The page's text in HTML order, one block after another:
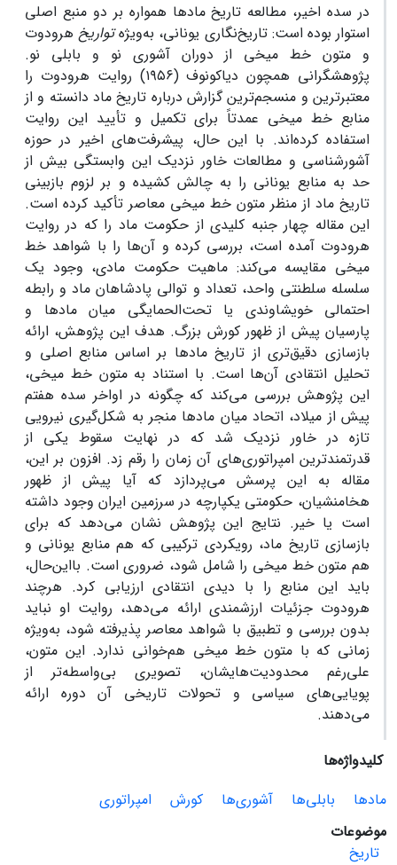
در سده اخیر، مطالعه تاریخ ماد‌ها همواره بر دو منبع اصلی
استوار بوده است: تاریخ‌نگاری یونانی، به‌ویژهتواریخهرودوت
و متون خط میخی از دوران آشوری نو و بابلی نو.
پژوهشگرانی همچون دیاکونوف (۱۹۵۶) روایت هرودوت را
معتبرترین و منسجم‌ترین گزارش درباره تاریخ ماد دانسته و از
منابع خط میخی عمدتاً برای تکمیل و تأیید این روایت
استفاده کرده‌اند. با این حال، پیشرفت‌های اخیر در حوزه
آشورشناسی و مطالعات خاور نزدیک این وابستگی بیش از
حد به منابع یونانی را به چالش کشیده و بر لزوم بازبینی
تاریخ ماد از منظر متون خط میخی معاصر تأکید کرده است.
این مقاله چهار جنبه کلیدی از حکومت ماد را که در روایت
هرودوت آمده است، بررسی کرده و آن‌ها را با شواهد خط
میخی مقایسه می‌کند: ماهیت حکومت مادی، وجود یک
سلسله سلطنتی واحد، تعداد و توالی پادشاهان ماد و رابطه
احتمالی خویشاوندی یا تحت‌الحمایگی میان ماد‌ها و
پارسیان پیش از ظهور کورش بزرگ. هدف این پژوهش، ارائه
بازسازی دقیق‌تری از تاریخ مادها بر اساس منابع اصلی و
تحلیل انتقادی آن‌ها است. با استناد به متون خط میخی،
این پژوهش بررسی می‌کند که چگونه در اواخر سده هفتم
پیش از میلاد، اتحاد میان ماد‌ها منجر به شکل‌گیری نیرویی
تازه در خاور نزدیک شد که در نهایت سقوط یکی از
قدرتمندترین امپراتوری‌های آن زمان را رقم زد. افزون بر این،
مقاله به این پرسش می‌پردازد که آیا پیش از ظهور
هخامنشیان، حکومتی یکپارچه در سرزمین ایران وجود داشته
است یا خیر. نتایج این پژوهش نشان می‌دهد که برای
بازسازی تاریخ ماد، رویکردی ترکیبی که هم منابع یونانی و
هم متون خط میخی را شامل شود، ضروری است. بااین‌حال،
باید این منابع را با دیدی انتقادی ارزیابی کرد. هرچند
هرودوت جزئیات ارزشمندی ارائه می‌دهد، روایت او نباید
بدون بررسی و تطبیق با شواهد معاصر پذیرفته شود، به‌ویژه
زمانی که با متون خط میخی هم‌خوانی ندارد. این متون،
علی‌رغم محدودیت‌هایشان، تصویری بی‌واسطه‌تر از
پویایی‌های سیاسی و تحولات تاریخی آن دوره ارائه
می‌دهند.
کلیدواژه‌ها
مادها
بابلی‌ها آشوری‌ها کورش
امپراتوری
موضوعات
تاریخ